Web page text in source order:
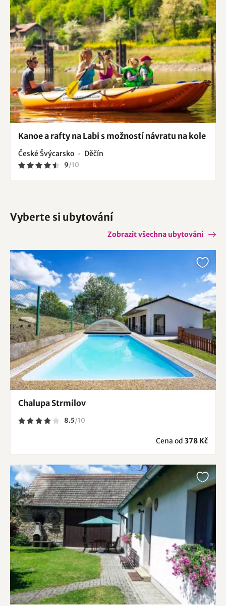
Kanoe a rafty na Labi s možností návratu na kole
České Švýcarsko Děčín
9/10
Vyberte si ubytování
Zobrazit všechna ubytování
Chalupa Strmilov
8.5/10
Cena od 378 Kč